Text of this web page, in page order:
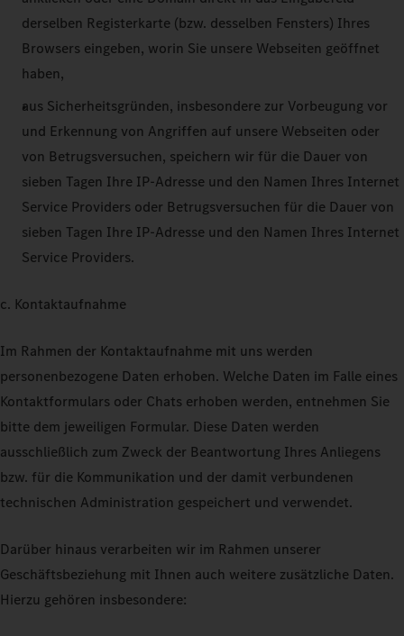
derselben Registerkarte (bzw. desselben Fensters) Ihres
Browsers eingeben, worin Sie unsere Webseiten geöffnet
haben,
aus Sicherheitsgründen, insbesondere zur Vorbeugung vor
und Erkennung von Angriffen auf unsere Webseiten oder
von Betrugsversuchen, speichern wir für die Dauer von
sieben Tagen Ihre IP-Adresse und den Namen Ihres Internet
Service Providers oder Betrugsversuchen für die Dauer von
sieben Tagen Ihre IP-Adresse und den Namen Ihres Internet
Service Providers.
c. Kontaktaufnahme
Im Rahmen der Kontaktaufnahme mit uns werden
personenbezogene Daten erhoben. Welche Daten im Falle eines
Kontaktformulars oder Chats erhoben werden, entnehmen Sie
bitte dem jeweiligen Formular. Diese Daten werden
ausschließlich zum Zweck der Beantwortung Ihres Anliegens
bzw. für die Kommunikation und der damit verbundenen
technischen Administration gespeichert und verwendet.
Darüber hinaus verarbeiten wir im Rahmen unserer
Geschäftsbeziehung mit Ihnen auch weitere zusätzliche Daten.
Hierzu gehören insbesondere: